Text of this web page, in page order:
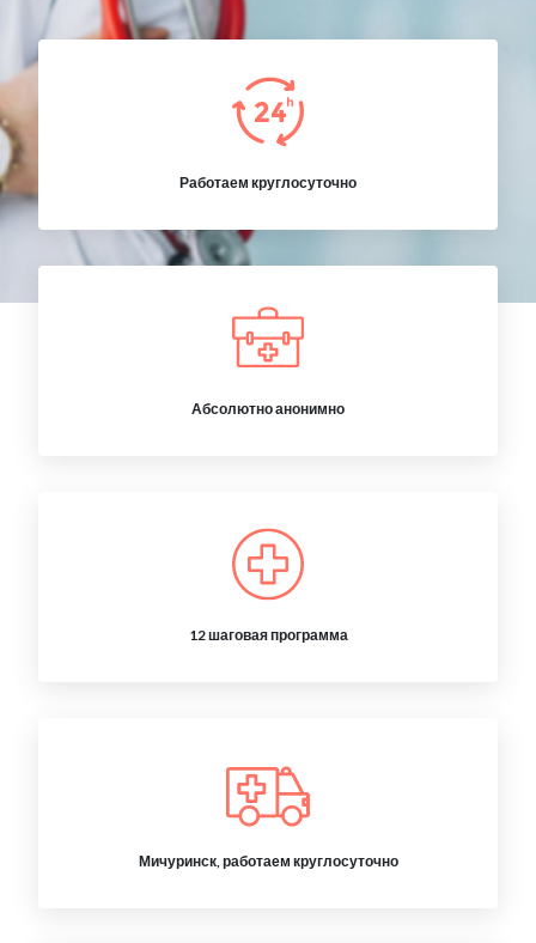
Работаем круглосуточно
Абсолютно анонимно
12 шаговая программа
Мичуринск, работаем круглосуточно